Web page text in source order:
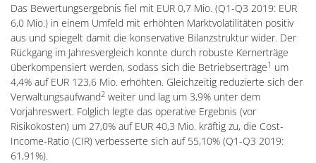
Das Bewertungsergebnis fiel mit EUR 0,7 Mio. (Q1-Q3 2019: EUR
6,0 Mio.) in einem Umfeld mit erhöhten Marktvolatilitäten positiv
aus und spiegelt damit die konservative Bilanzstruktur wider. Der
Rückgang im Jahresvergleich konnte durch robuste Kernerträge
überkompensiert werden, sodass sich die Betriebserträge1 um
4,4% auf EUR 123,6 Mio. erhöhten. Gleichzeitig reduzierte sich der
Verwaltungsaufwand2 weiter und lag um 3,9% unter dem
Vorjahreswert. Folglich legte das operative Ergebnis (vor
Risikokosten) um 27,0% auf EUR 40,3 Mio. kräftig zu, die Cost-
Income-Ratio (CIR) verbesserte sich auf 55,10% (Q1-Q3 2019:
61,91%).